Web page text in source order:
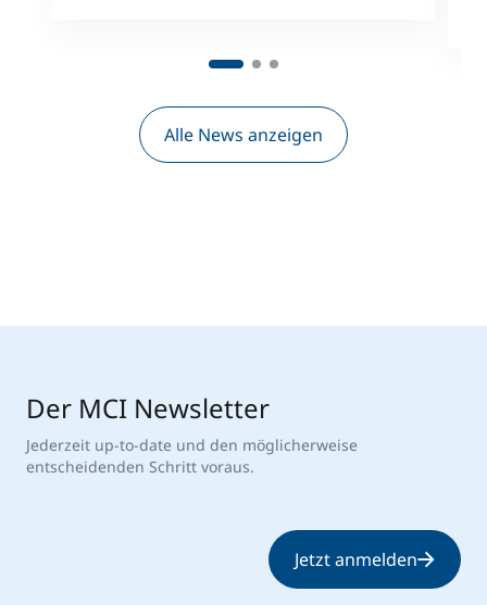
Alle News anzeigen
Der MCI Newsletter
Jederzeit up-to-date und den möglicherweise
entscheidenden Schritt voraus.
Jetzt anmelden